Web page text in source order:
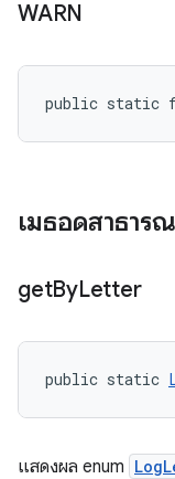
WARN
public static
เมธอดสาธาร
getByLetter
public static
แสดงผล enum